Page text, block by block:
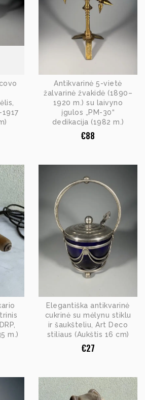
Antikvarinė 5-vietė
žalvarinė žvakidė (1890–
1920 m.) su laivyno
įgulos „PM-30“
dedikacija (1982 m.)
€88
m.)
Elegantiška antikvarinė
cukrinė su mėlynu stiklu
ir šaukšteliu, Art Deco
stiliaus (Aukštis 16 cm)
€27